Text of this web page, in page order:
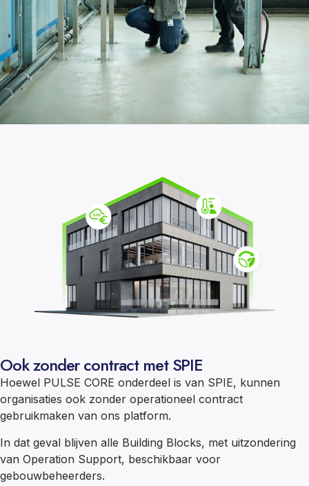
Ook zonder contract met SPIE
Hoewel PULSE CORE onderdeel is van SPIE, kunnen
organisaties ook zonder operationeel contract
gebruikmaken van ons platform.
In dat geval blijven alle Building Blocks, met uitzondering
van Operation Support, beschikbaar voor
gebouwbeheerders.